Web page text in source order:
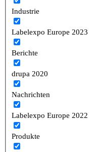
Industrie
Labelexpo Europe 2023
Berichte
drupa 2020
Nachrichten
Labelexpo Europe 2022
Produkte